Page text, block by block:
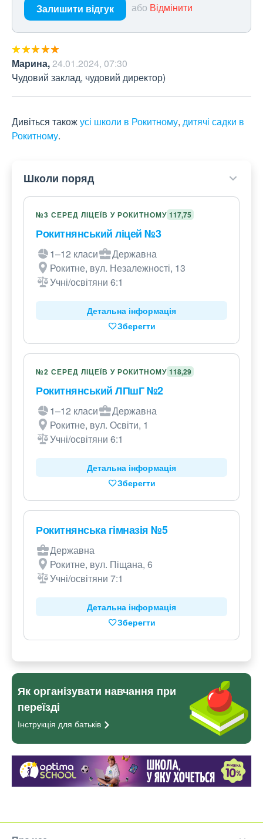
Залишити відгук або Відмінити
Марина,24.01.2024, 07:30
Чудовий заклад, чудовий директор)
Дивіться такожусі школи в Рокитному, дитячі садки в
Рокитному.
Школи поряд
№3 СЕРЕД ЛІЦЕЇВ У РОКИТНОМУ 117,75
Рокитнянський ліцей №3
1–12 класи
Державна
Рокитне, вул. Незалежності, 13
Учні/освітяни 6:1
Детальна інформація
Зберегти
№2 СЕРЕД ЛІЦЕЇВ У РОКИТНОМУ 118,29
Рокитнянський ЛПшГ №2
1–12 класи
Державна
Рокитне, вул. Освіти, 1
Учні/освітяни 6:1
Детальна інформація
Зберегти
Рокитнянська гімназія №5
Державна
Рокитне, вул. Піщана, 6
Учні/освітяни 7:1
Детальна інформація
Зберегти
Як організувати навчання при
переїзді
Інструкція для батьків